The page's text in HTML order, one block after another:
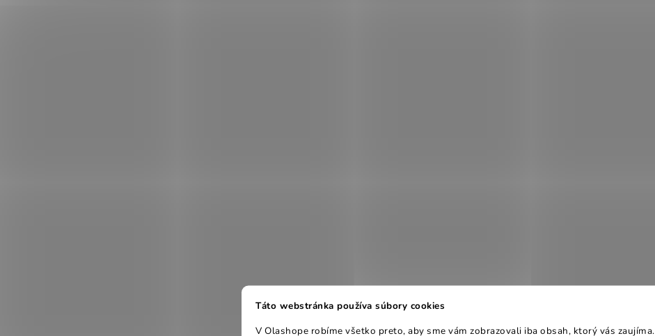
Táto webstránka používa súbory cookies
V Olashope robíme všetko preto, aby sme vám zobrazovali iba obsah, ktorý vás zaujíma.